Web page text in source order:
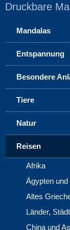
Druckbare
Mandalas
Entspannung
Besondere
Tiere
Natur
Reisen
Afrika
Ägypten
Altes
Länder,
China und